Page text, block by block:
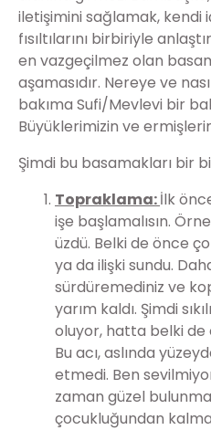
iletişimini sağlamak, kendi
fısıltılarını birbiriyle
en vazgeçilmez olan
aşamasıdır. Nereye ve
bakıma Sufi/Mevlevi bir
Büyüklerimizin ve
Şimdi bu basamakları bir
Topraklama:İlk
işe başlamalısın.
üzdü. Belki de önce
ya da ilişki sundu.
sürdüremediniz ve
yarım kaldı. Şimdi
oluyor, hatta belki de
Bu acı, aslında
etmedi. Ben
zaman güzel
çocukluğundan